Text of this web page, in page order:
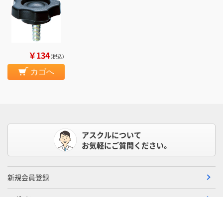
￥134（税込）
カゴへ
アスクルについて
お気軽にご質問ください。
新規会員登録